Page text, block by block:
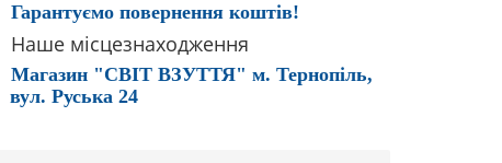
Гарантуємо повернення коштів!
Наше місцезнаходження
Магазин "СВІТ ВЗУТТЯ" м. Тернопіль,
вул. Руська 24